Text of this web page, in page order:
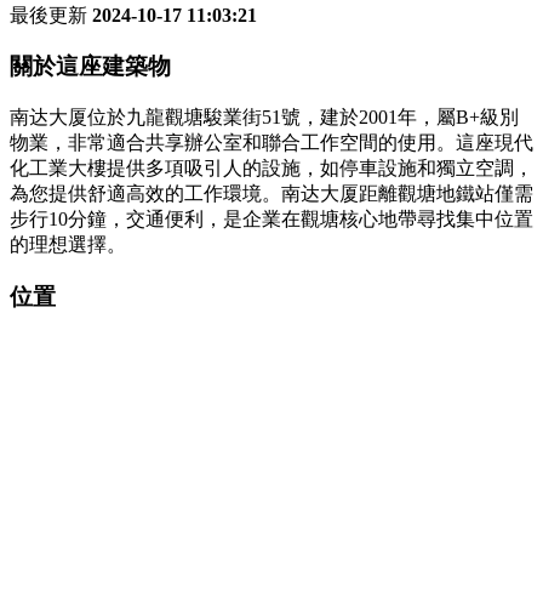
最後更新 2024-10-17 11:03:21
關於這座建築物
南达大厦位於九龍觀塘駿業街51號，建於2001年，屬B+級別
物業，非常適合共享辦公室和聯合工作空間的使用。這座現代
化工業大樓提供多項吸引人的設施，如停車設施和獨立空調，
為您提供舒適高效的工作環境。南达大厦距離觀塘地鐵站僅需
步行10分鐘，交通便利，是企業在觀塘核心地帶尋找集中位置
的理想選擇。
位置